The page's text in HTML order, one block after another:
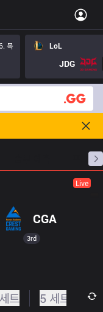
목 LoL
JDG
프로빌
Live
CGA
3rd
트 5 세트